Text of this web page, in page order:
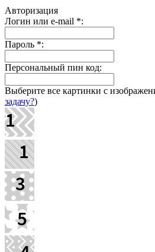
Авторизация
Логин или e-mail *:
Пароль *:
Персональный пин код:
Выберите все картинки с
задачу?)